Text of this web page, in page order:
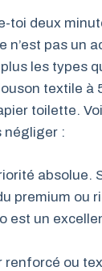
toi deux
n’est pas un
les types
textile à
toilette.
négliger :
absolue.
premium ou
est un
renforcé ou